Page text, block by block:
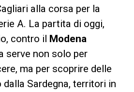
alla corsa per la
A. La partita di oggi,
contro il Modena
serve non solo per
ma per scoprire delle
Sardegna, territori in